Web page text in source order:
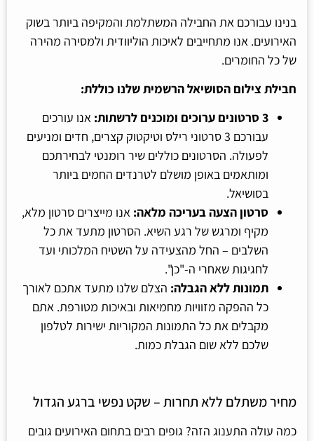
בנינו עבורכם את החבילה המשתלמת והמקיפה ביותר בשוק
האירועים. אנו מתחייבים לאיכות הוליוודית ולמסירה מהירה
של כל החומרים.
חבילת צילום הסושיאל הרשמית שלנו כוללת:
3 סרטונים ערוכים ומוכנים לרשתות:
אנו עורכים
עבורכם 3 סרטוני רילס וטיקטוק קצרים, חדים ומניעים
לפעולה. הסרטונים כוללים שיר רומנטי לבחירתכם
ומותאמים באופן מושלם לטרנדים החמים ביותר
בסושיאל.
סרטון הצעה בעריכה מלאה: אנו מייצרים סרטון מלא,
מקיף ומרגש של רגע השיא. הסרטון מתעד את כל
השלבים – החל מהצעידה על השטיח המלכותי ועד
לחגיגות שאחרי ה-"כן".
תמונות ללא הגבלה: הצלם שלנו מתעד אתכם לאורך
כל ההפקה מזוויות מחמיאות ובאיכות מטורפת. אתם
מקבלים את כל התמונות המקוריות ישירות לטלפון
שלכם ללא שום הגבלת כמות.
מחיר משתלם ללא תחרות – שקט נפשי ברגע הגדול
כמה עולה התענוג הזה? גופים רבים בתחום האירועים גובים